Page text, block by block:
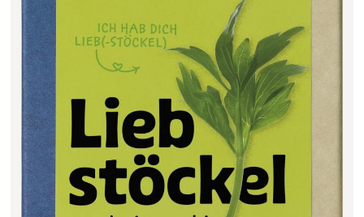
Detail
Stiftsgärtnerei Detail
Weinkellerei Stift
Detail
Wildkraut Detail
KATEGORIE
Filter zurücksetzen